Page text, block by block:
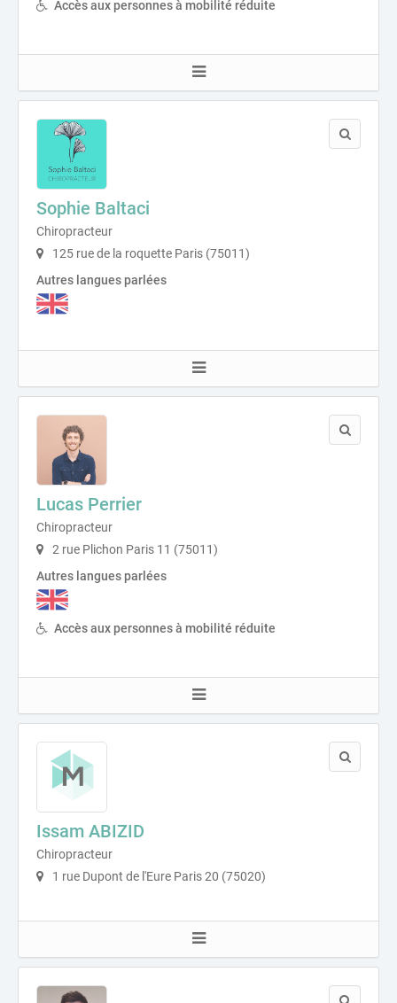
Accès aux personnes à mobilité réduite
Sophie Baltaci
Chiropracteur
125 rue de la roquette Paris (75011)
Autres langues parlées
Lucas Perrier
Chiropracteur
2 rue Plichon Paris 11 (75011)
Autres langues parlées
Accès aux personnes à mobilité réduite
Issam ABIZID
Chiropracteur
1 rue Dupont de l'Eure Paris 20 (75020)